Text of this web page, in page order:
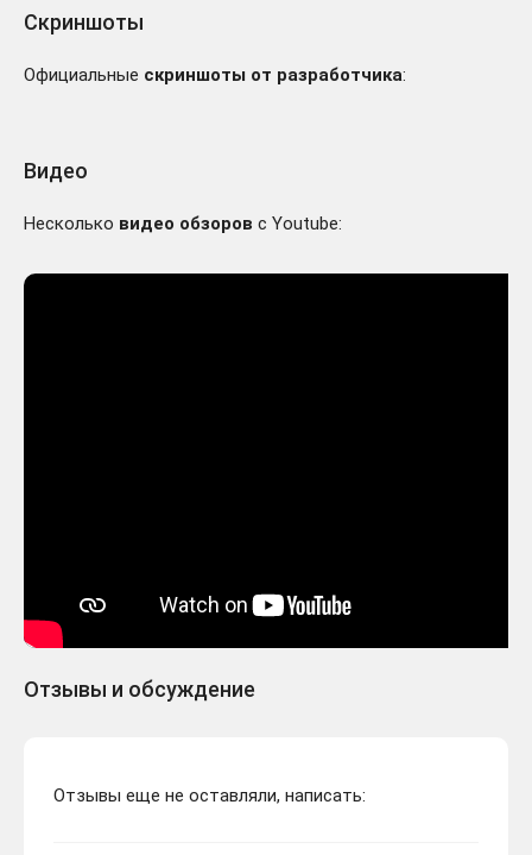
Скриншоты
Официальные скриншоты от разработчика:
Видео
Несколько видео обзоров с Youtube:
Отзывы и обсуждение
Отзывы еще не оставляли, написать: